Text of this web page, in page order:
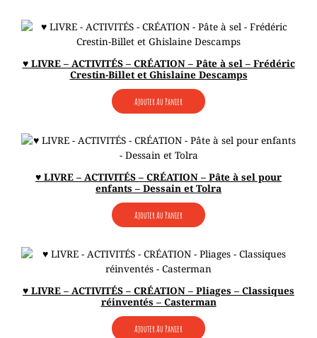
♥ LIVRE – ACTIVITÉS – CRÉATION – Pâte à sel – Frédéric
Crestin-Billet et Ghislaine Descamps
Ajouter Au Panier
♥ LIVRE – ACTIVITÉS – CRÉATION – Pâte à sel pour
enfants – Dessain et Tolra
Ajouter Au Panier
♥ LIVRE – ACTIVITÉS – CRÉATION – Pliages – Classiques
réinventés – Casterman
Ajouter Au Panier